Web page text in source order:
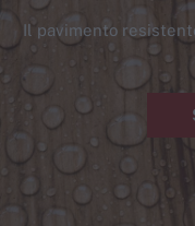
Il pavimento